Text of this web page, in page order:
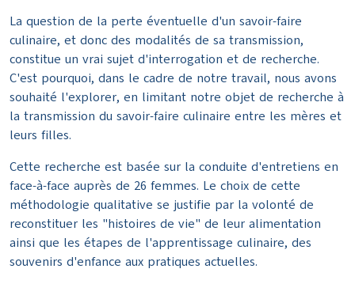
La question de la perte éventuelle d'un savoir-faire
culinaire, et donc des modalités de sa transmission,
constitue un vrai sujet d'interrogation et de recherche.
C'est pourquoi, dans le cadre de notre travail, nous avons
souhaité l'explorer, en limitant notre objet de recherche à
la transmission du savoir-faire culinaire entre les mères et
leurs filles.
Cette recherche est basée sur la conduite d'entretiens en
face-à-face auprès de 26 femmes. Le choix de cette
méthodologie qualitative se justifie par la volonté de
reconstituer les "histoires de vie" de leur alimentation
ainsi que les étapes de l'apprentissage culinaire, des
souvenirs d'enfance aux pratiques actuelles.